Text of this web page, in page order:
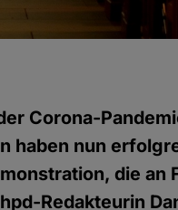
Corona-
haben nun
die an
Redakteurin